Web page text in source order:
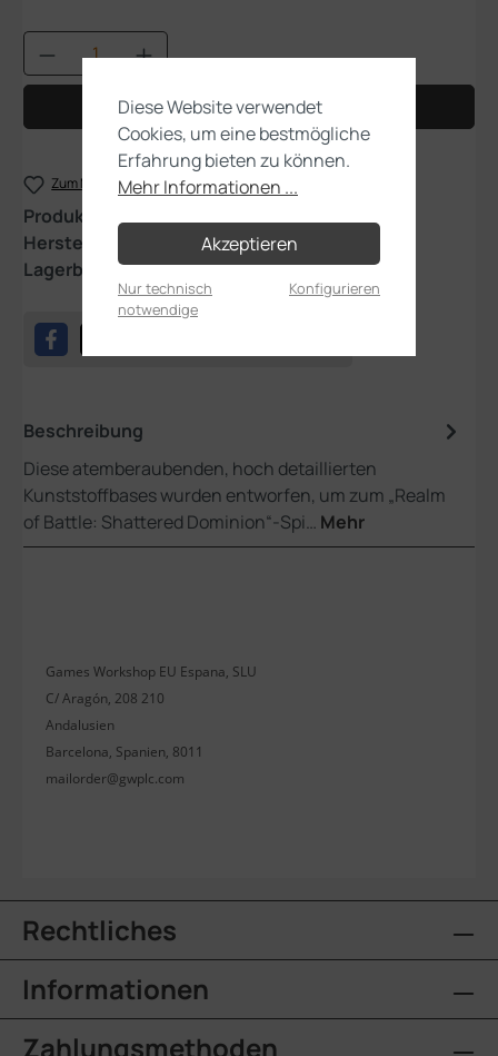
Produkt Anzahl: Gib den gewünschten
In den Warenkorb
Zum Merkzettel hinzufügen
Produktnummer:
Hersteller:
Games Workshop
Lagerbestand:1
Beschreibung
Diese atemberaubenden, hoch detaillierten
Kunststoffbases wurden entworfen, um zum „Realm
of Battle: Shattered Dominion“-Spi… Mehr
Games Workshop EU Espana, SLU
C/ Aragón, 208 210
Andalusien
Barcelona, Spanien, 8011
mailorder@gwplc.com
Rechtliches
Informationen
Zahlungsmethoden
Diese Website verwendet
Cookies, um eine bestmögliche
Erfahrung bieten zu können.
Mehr Informationen ...
Akzeptieren
Nur technisch
notwendige
Konfigurieren